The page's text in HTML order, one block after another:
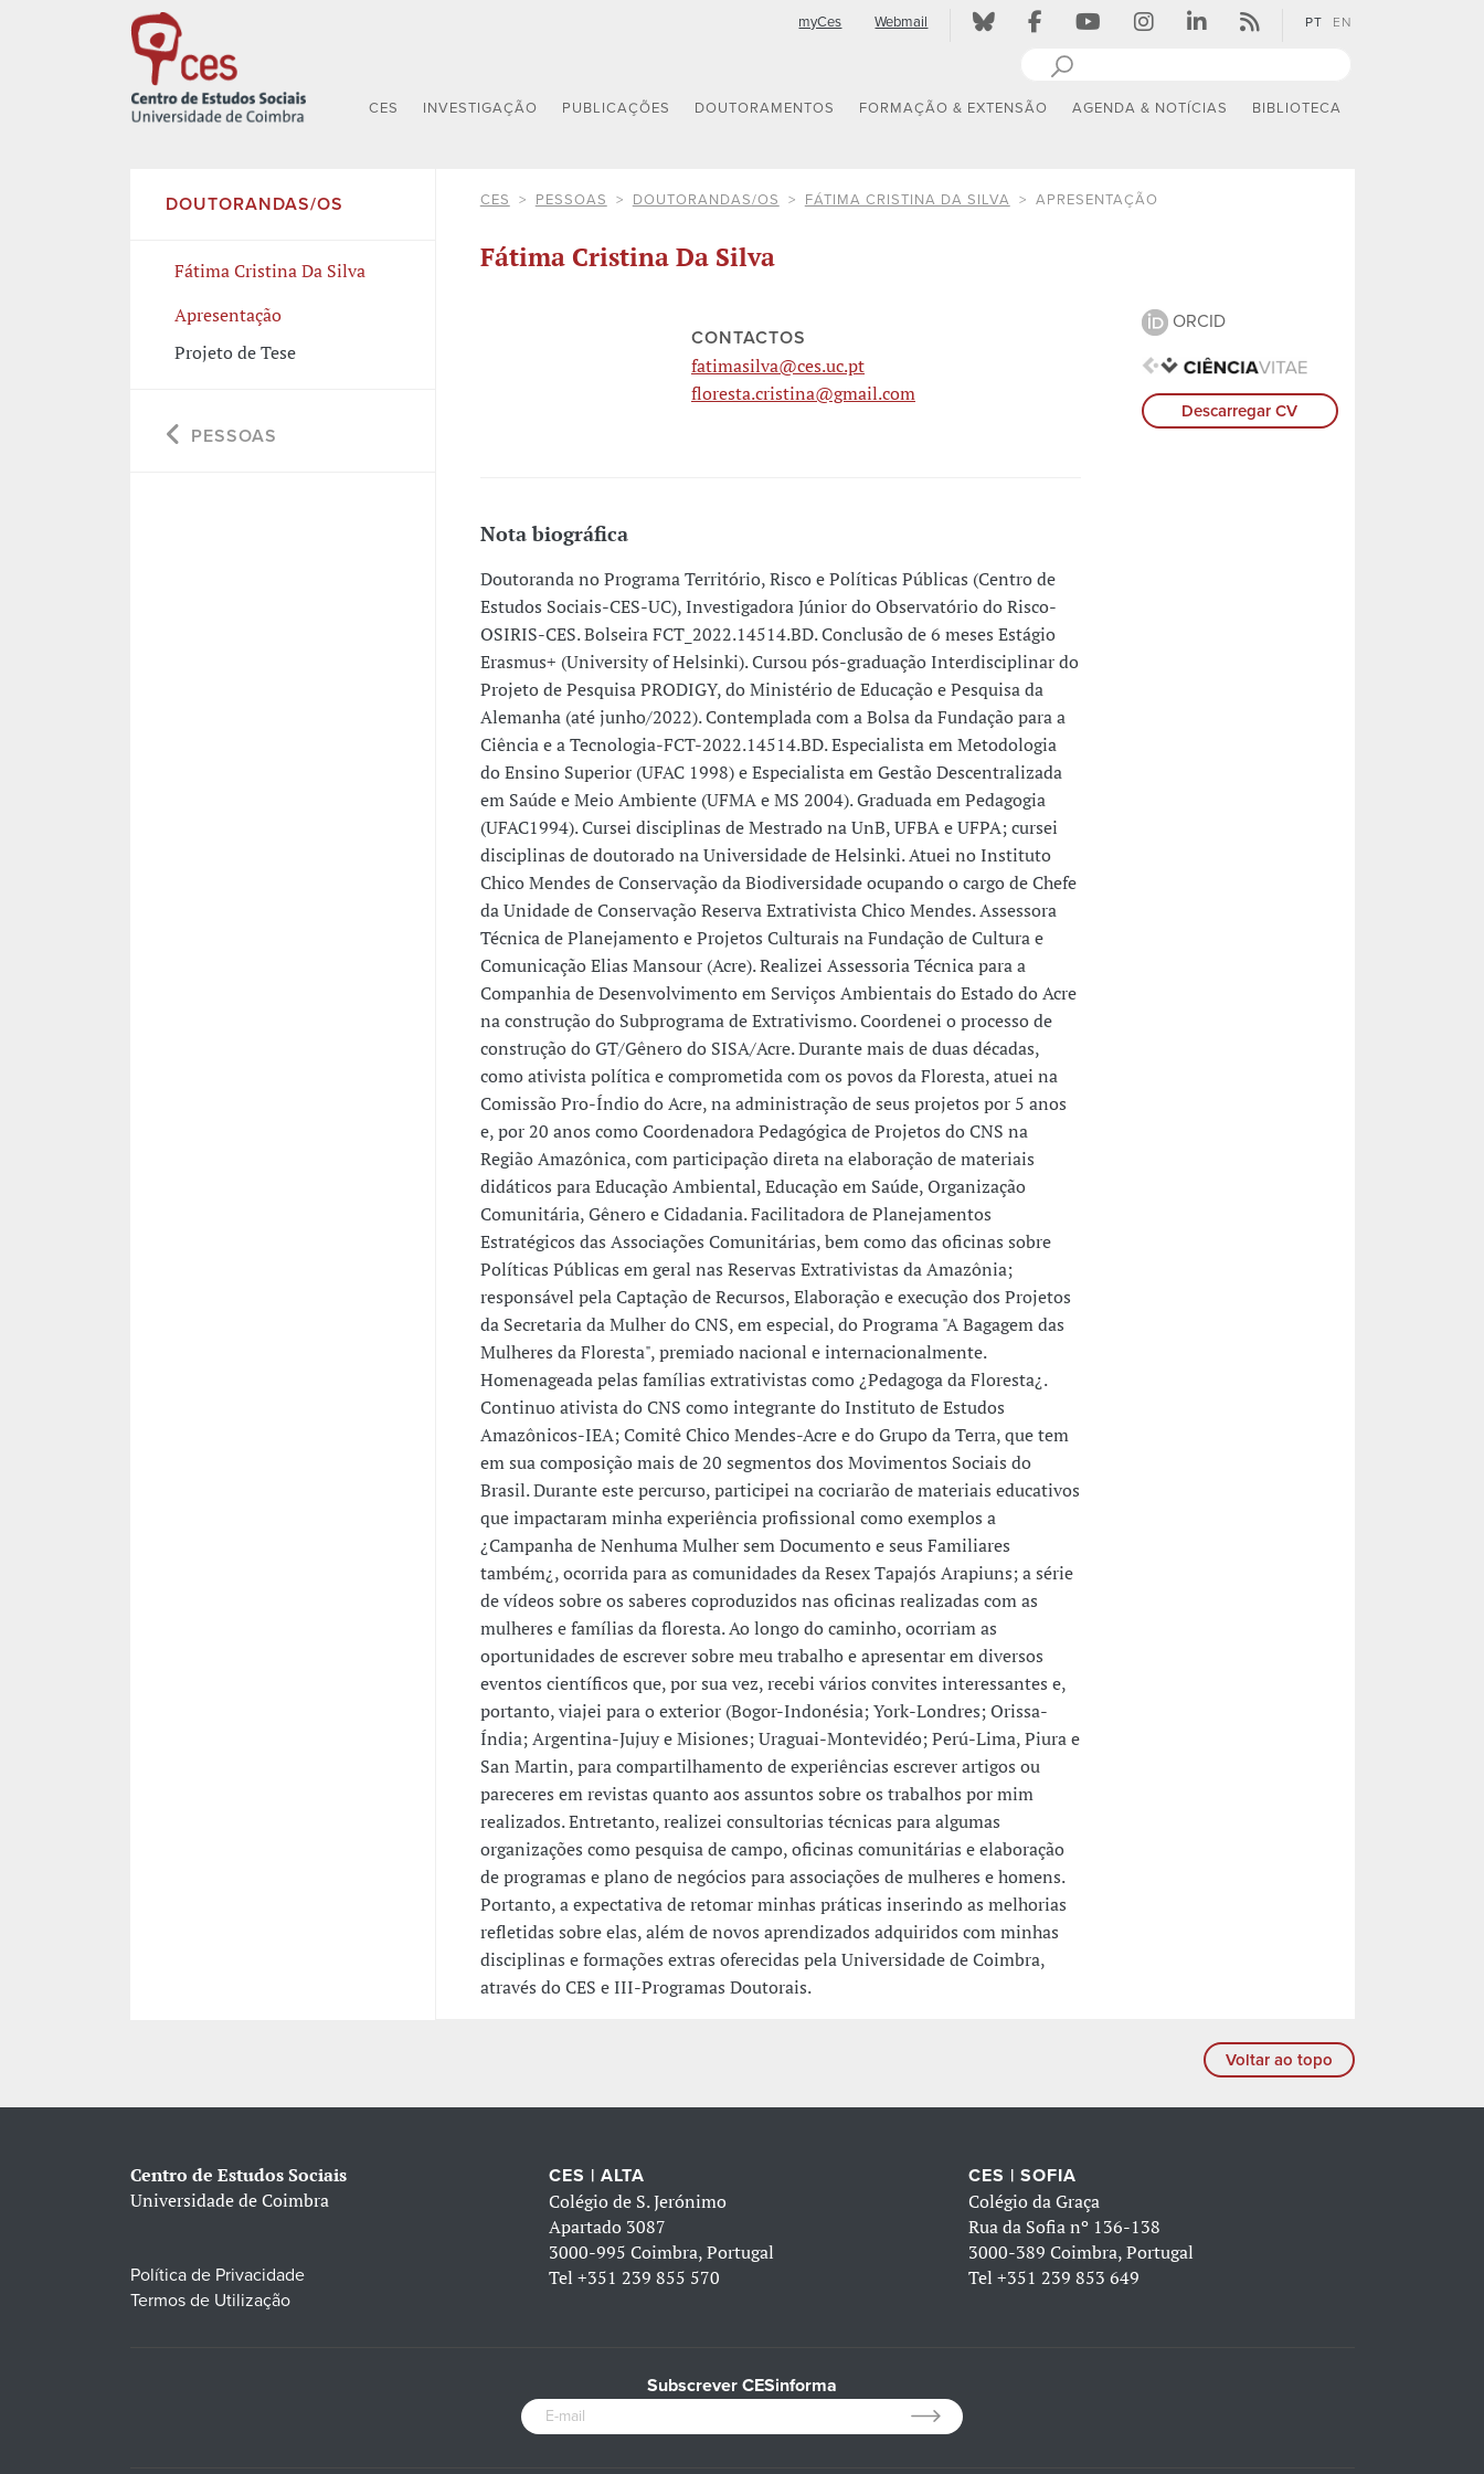
myCes Webmail PT EN
CES INVESTIGAÇÃO PUBLICAÇÕES DOUTORAMENTOS FORMAÇÃO & EXTENSÃO AGENDA & NOTÍCIAS BIBLIOTECA
DOUTORANDAS/OS
Fátima Cristina Da Silva
Apresentação
Projeto de Tese
PESSOAS
CES PESSOAS DOUTORANDAS/OS FÁTIMA CRISTINA DA SILVA APRESENTAÇÃO
Fátima Cristina Da Silva
CONTACTOS
fatimasilva@ces.uc.pt
floresta.cristina@gmail.com
Nota biográfica
Doutoranda no Programa Território, Risco e Políticas Públicas (Centro de
Estudos Sociais-CES-UC), Investigadora Júnior do Observatório do Risco-
OSIRIS-CES. Bolseira FCT_2022.14514.BD. Conclusão de 6 meses Estágio
Erasmus+ (University of Helsinki). Cursou pós-graduação Interdisciplinar do
Projeto de Pesquisa PRODIGY, do Ministério de Educação e Pesquisa da
Alemanha (até junho/2022). Contemplada com a Bolsa da Fundação para a
Ciência e a Tecnologia-FCT-2022.14514.BD. Especialista em Metodologia
do Ensino Superior (UFAC 1998) e Especialista em Gestão Descentralizada
em Saúde e Meio Ambiente (UFMA e MS 2004). Graduada em Pedagogia
(UFAC1994). Cursei disciplinas de Mestrado na UnB, UFBA e UFPA; cursei
disciplinas de doutorado na Universidade de Helsinki. Atuei no Instituto
Chico Mendes de Conservação da Biodiversidade ocupando o cargo de Chefe
da Unidade de Conservação Reserva Extrativista Chico Mendes. Assessora
Técnica de Planejamento e Projetos Culturais na Fundação de Cultura e
Comunicação Elias Mansour (Acre). Realizei Assessoria Técnica para a
Companhia de Desenvolvimento em Serviços Ambientais do Estado do Acre
na construção do Subprograma de Extrativismo. Coordenei o processo de
construção do GT/Gênero do SISA/Acre. Durante mais de duas décadas,
como ativista política e comprometida com os povos da Floresta, atuei na
Comissão Pro-Índio do Acre, na administração de seus projetos por 5 anos
e, por 20 anos como Coordenadora Pedagógica de Projetos do CNS na
Região Amazônica, com participação direta na elaboração de materiais
didáticos para Educação Ambiental, Educação em Saúde, Organização
Comunitária, Gênero e Cidadania. Facilitadora de Planejamentos
Estratégicos das Associações Comunitárias, bem como das oficinas sobre
Políticas Públicas em geral nas Reservas Extrativistas da Amazônia;
responsável pela Captação de Recursos, Elaboração e execução dos Projetos
da Secretaria da Mulher do CNS, em especial, do Programa "A Bagagem das
Mulheres da Floresta", premiado nacional e internacionalmente.
Homenageada pelas famílias extrativistas como ¿Pedagoga da Floresta¿.
Continuo ativista do CNS como integrante do Instituto de Estudos
Amazônicos-IEA; Comitê Chico Mendes-Acre e do Grupo da Terra, que tem
em sua composição mais de 20 segmentos dos Movimentos Sociais do
Brasil. Durante este percurso, participei na cocriarão de materiais educativos
que impactaram minha experiência profissional como exemplos a
¿Campanha de Nenhuma Mulher sem Documento e seus Familiares
também¿, ocorrida para as comunidades da Resex Tapajós Arapiuns; a série
de vídeos sobre os saberes coproduzidos nas oficinas realizadas com as
mulheres e famílias da floresta. Ao longo do caminho, ocorriam as
oportunidades de escrever sobre meu trabalho e apresentar em diversos
eventos científicos que, por sua vez, recebi vários convites interessantes e,
portanto, viajei para o exterior (Bogor-Indonésia; York-Londres; Orissa-
Índia; Argentina-Jujuy e Misiones; Uraguai-Montevidéo; Perú-Lima, Piura e
San Martin, para compartilhamento de experiências escrever artigos ou
pareceres em revistas quanto aos assuntos sobre os trabalhos por mim
realizados. Entretanto, realizei consultorias técnicas para algumas
organizações como pesquisa de campo, oficinas comunitárias e elaboração
de programas e plano de negócios para associações de mulheres e homens.
Portanto, a expectativa de retomar minhas práticas inserindo as melhorias
refletidas sobre elas, além de novos aprendizados adquiridos com minhas
disciplinas e formações extras oferecidas pela Universidade de Coimbra,
através do CES e III-Programas Doutorais.
ORCID
Descarregar CV
Voltar ao topo
Centro de Estudos Sociais
Universidade de Coimbra
Política de Privacidade
Termos de Utilização
CES | ALTA
Colégio de S. Jerónimo
Apartado 3087
3000-995 Coimbra, Portugal
Tel+351 239 855 570
CES | SOFIA
Colégio da Graça
Rua da Sofia nº 136-138
3000-389 Coimbra, Portugal
Tel +351 239 853 649
Subscrever CESinforma